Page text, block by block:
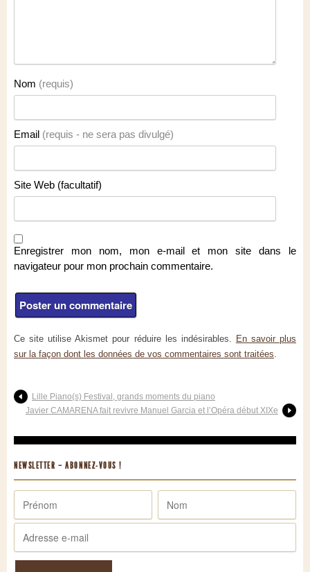
Nom (requis)
Email (requis - ne sera pas divulgé)
Site Web (facultatif)
Enregistrer mon nom, mon e-mail et mon site dans le
navigateur pour mon prochain commentaire.
Ce site utilise Akismet pour réduire les indésirables. En savoir plus
sur la façon dont les données de vos commentaires sont traitées.
Lille Piano(s) Festival, grands moments du piano
Javier CAMARENA fait revivre Manuel Garcia et l’Opéra début XIXe
NEWSLETTER – ABONNEZ-VOUS !